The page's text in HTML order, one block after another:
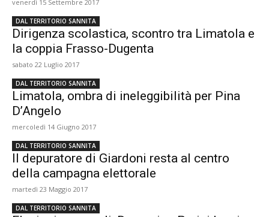
venerdì 15 Settembre 2017
DAL TERRITORIO SANNITA
Dirigenza scolastica, scontro tra Limatola e
la coppia Frasso-Dugenta
sabato 22 Luglio 2017
DAL TERRITORIO SANNITA
Limatola, ombra di ineleggibilità per Pina
D’Angelo
mercoledì 14 Giugno 2017
DAL TERRITORIO SANNITA
Il depuratore di Giardoni resta al centro
della campagna elettorale
martedì 23 Maggio 2017
DAL TERRITORIO SANNITA